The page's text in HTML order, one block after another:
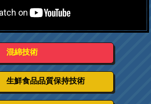
混綿技術
生鮮食品品質保持技術